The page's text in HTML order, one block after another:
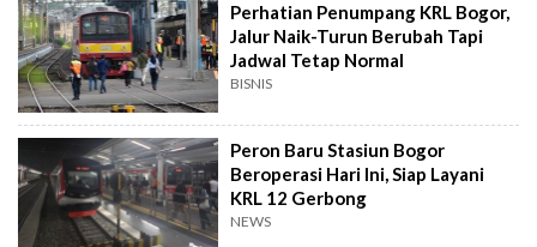
Perhatian Penumpang KRL Bogor,
Jalur Naik-Turun Berubah Tapi
Jadwal Tetap Normal
BISNIS
Peron Baru Stasiun Bogor
Beroperasi Hari Ini, Siap Layani
KRL 12 Gerbong
NEWS